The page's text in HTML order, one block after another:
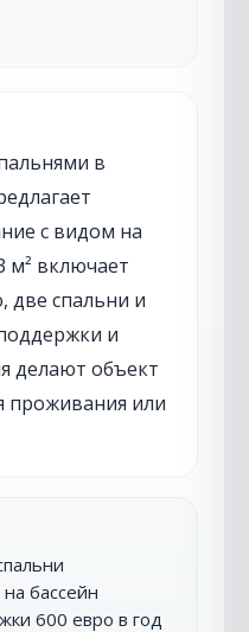
в
с видом на
м² включает
две спальни и
и
делают объект
проживания или
бассейн
600 евро в год